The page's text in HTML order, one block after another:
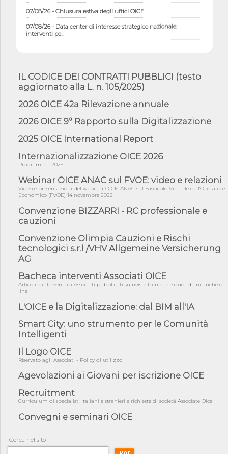
07/08/26 - Chiusura estiva degli uffici OICE
07/08/26 - Data center di interesse strategico nazionale;
interventi pe...
sussistenza di...
07/08/26 - Tunnel Brennero, dal Cipess via libera al quinto lotto
su a...
06/08/26 - Dal 3 agosto in vigore l'obbligo di energie rinnovabili
con ...
06/08/26 - DL PA approvato in Cdm: contributi per
riqualificazione sism...
06/08/26 - CdM: approvato il d.lgs. di adeguamento all’AI Act in
mate...
norme UE in m...
05/08/26 - DL Infrastrutture e PNRR è legge: approvata oggi la
05/08/26 - Focus OICE sul DDL di riforma della responsabilità
amminist...
05/08/26 - Anac: pubblicata la Relazione illustrativa al Bando tipo
2 s...
05/08/26 - SAVE THE DATE: Assemblea Pubblica Confindustria
di Reg...
05/08/26 - Lettera OICE per il bando della Giunta Regionale della
04/08/26 - DL PA: previste cancellazioni da elenchi professionisti
COP31, An...
04/08/26 - CdS, project financing: progetto di fattibilità da
04/08/26 - CdS: partecipazione alla gara non equivale ad
IL CODICE DEI CONTRATTI PUBBLICI (testo
aggiornato alla L. n. 105/2025)
2026 OICE 42a Rilevazione annuale
2026 OICE 9° Rapporto sulla Digitalizzazione
2025 OICE International Report
Internazionalizzazione OICE 2026
Programma 2025
Webinar OICE ANAC sul FVOE: video e relazioni
Video e presentazioni del webinar OICE-ANAC sul Fascicolo Virtuale dell'Operatore
Economico (FVOE) 14 novembre 2022
Convenzione BIZZARRI - RC professionale e
cauzioni
Convenzione Olimpia Cauzioni e Rischi
tecnologici s.r.l /VHV Allgemeine Versicherung
AG
Bacheca interventi Associati OICE
Articoli e interventi di Associati pubblicati su riviste tecniche e quotidiani anche on
line
L'OICE e la Digitalizzazione: dal BIM all'IA
Smart City: uno strumento per le Comunità
Intelligenti
Il Logo OICE
Riservato agli Associati - Policy di utilizzo
Agevolazioni ai Giovani per iscrizione OICE
Recruitment
Curriculum di specialisti italiani e stranieri e richieste di società Associate Oice
Convegni e seminari OICE
Cerca nel sito